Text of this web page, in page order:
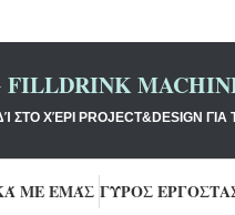
ΧΈΡΙ PROJECT&DESIGN
ΜΕ ΕΜΆΣ